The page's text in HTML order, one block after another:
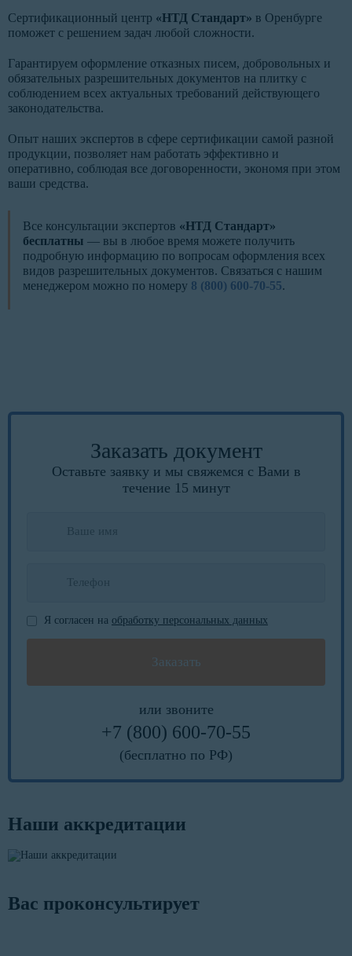
Сертификационный центр «НТД Стандарт» в Оренбурге
поможет с решением задач любой сложности.
Гарантируем оформление отказных писем, добровольных и
обязательных разрешительных документов на плитку с
соблюдением всех актуальных требований действующего
законодательства.
Опыт наших экспертов в сфере сертификации самой разной
продукции, позволяет нам работать эффективно и
оперативно, соблюдая все договоренности, экономя при этом
ваши средства.
Все консультации экспертов «НТД Стандарт»
бесплатны — вы в любое время можете получить
подробную информацию по вопросам оформления всех
видов разрешительных документов. Связаться с нашим
менеджером можно по номеру 8 (800) 600-70-55.
Заказать документ
Оставьте заявку и мы свяжемся с Вами в
течение 15 минут
Я согласен на обработку персональных данных
или звоните
+7 (800) 600-70-55
(бесплатно по РФ)
Наши аккредитации
Вас проконсультирует